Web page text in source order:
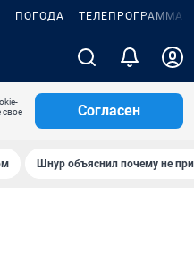
ПОГОДА ТЕЛЕПРОГРАММА
свое
Согласен
Шнур объяснил почему не